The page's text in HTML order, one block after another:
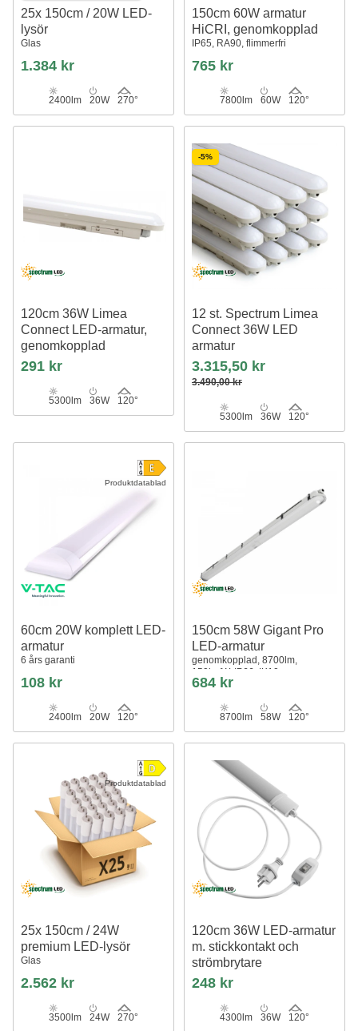
25x 150cm / 20W LED-
lysör
Glas
1.384 kr
2400lm 20W 270°
150cm 60W armatur
HiCRI, genomkopplad
IP65, RA90, flimmerfri
765 kr
7800lm 60W 120°
120cm 36W Limea
Connect LED-armatur,
genomkopplad
IP65 vattentät, 147 lm/W
291 kr
5300lm 36W 120°
-5%
12 st. Spectrum Limea
Connect 36W LED
armatur
120cm, IP65 vattentät, 147 lm/W,
genomkopplad, 230V
3.315,50 kr
3.490,00 kr
5300lm 36W 120°
Produktdatablad
60cm 20W komplett LED-
armatur
6 års garanti
108 kr
2400lm 20W 120°
150cm 58W Gigant Pro
LED-armatur
genomkopplad, 8700lm,
150lm/W, IP66, IK10
684 kr
8700lm 58W 120°
Produktdatablad
25x 150cm / 24W
premium LED-lysör
Glas
2.562 kr
3500lm 24W 270°
120cm 36W LED-armatur
m. stickkontakt och
strömbrytare
IP65, 2m kabel + kontakt, på/av
248 kr
4300lm 36W 120°